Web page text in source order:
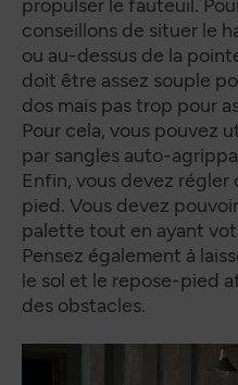
propulser le fauteuil.
conseillons de situer le
ou au-dessus de la
doit être assez souple
dos mais pas trop pour
Pour cela, vous pouvez
par sangles auto-
Enfin, vous devez
pied. Vous devez
palette tout en ayant
Pensez également à
le sol et le repose-pied
des obstacles.